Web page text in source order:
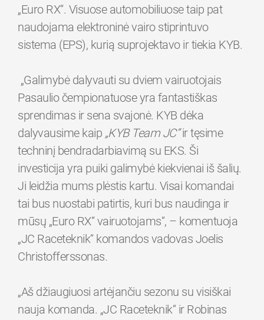
„Euro RX“. Visuose automobiliuose taip pat
naudojama elektroninė vairo stiprintuvo
sistema (EPS), kurią suprojektavo ir tiekia KYB.
„Galimybė dalyvauti su dviem vairuotojais
Pasaulio čempionatuose yra fantastiškas
sprendimas ir sena svajonė. KYB dėka
dalyvausime kaip „KYB Team JC“ir tęsime
techninį bendradarbiavimą su EKS. Ši
investicija yra puiki galimybė kiekvienai iš šalių.
Ji leidžia mums plėstis kartu. Visai komandai
tai bus nuostabi patirtis, kuri bus naudinga ir
mūsų „Euro RX“ vairuotojams“, – komentuoja
„JC Raceteknik“ komandos vadovas Joelis
Christofferssonas.
„Aš džiaugiuosi artėjančiu sezonu su visiškai
nauja komanda. „JC Raceteknik“ ir Robinas